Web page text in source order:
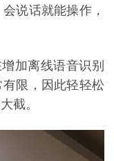
说话就能操作，
加离线语音识别
限，因此轻轻松
截。